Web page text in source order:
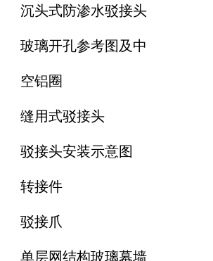
沉头式防渗水驳接头
玻璃开孔参考图及中
空铝圈
缝用式驳接头
驳接头安装示意图
转接件
驳接爪
单层网结构玻璃幕墙